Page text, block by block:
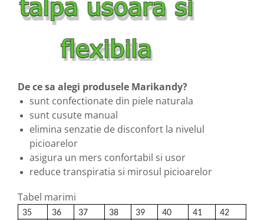
De ce sa alegi produsele Marikandy?
sunt confectionate din piele naturala
sunt cusute manual
elimina senzatie de disconfort la nivelul
picioarelor
asigura un mers confortabil si usor
reduce transpiratia si mirosul picioarelor
Tabel marimi
35 36 37 38 39 40 41
42